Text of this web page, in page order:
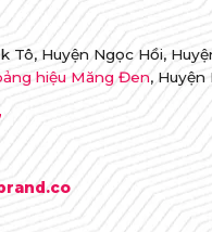
Tô, Huyện Ngọc Hồi,
hiệu Măng Đen, Huyện